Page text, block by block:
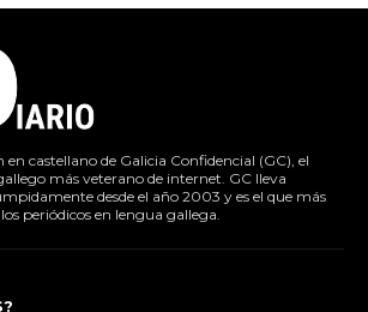
en castellano de Galicia Confidencial (GC), el
más veterano de internet. GC lleva
desde el año 2003 y es el que más
periódicos en lengua gallega.